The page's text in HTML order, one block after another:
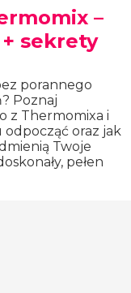
–
sekrety
porannego
Poznaj
z Thermomixa i
oraz jak
Twoje
pełen